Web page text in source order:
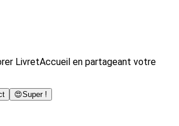
LivretAccueil en partageant votre
😍Super !